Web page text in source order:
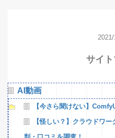
サイ
AI動画
【今さら聞けない】
【怪しい？】クラウドワ